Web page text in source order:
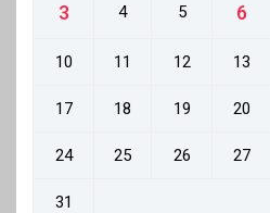
3 4 5 6
10 11 12 13
17 18 19 20
24 25 26 27
31